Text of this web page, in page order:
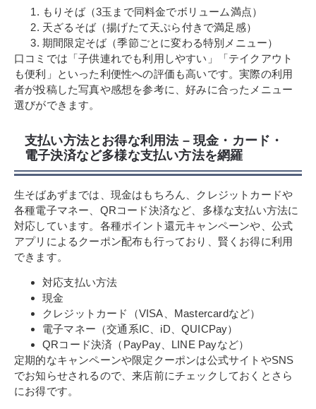
もりそば（3玉まで同料金でボリューム満点）
天ざるそば（揚げたて天ぷら付きで満足感）
期間限定そば（季節ごとに変わる特別メニュー）
口コミでは「子供連れでも利用しやすい」「テイクアウト
も便利」といった利便性への評価も高いです。実際の利用
者が投稿した写真や感想を参考に、好みに合ったメニュー
選びができます。
支払い方法とお得な利用法 – 現金・カード・
電子決済など多様な支払い方法を網羅
生そばあずまでは、現金はもちろん、クレジットカードや
各種電子マネー、QRコード決済など、多様な支払い方法に
対応しています。各種ポイント還元キャンペーンや、公式
アプリによるクーポン配布も行っており、賢くお得に利用
できます。
対応支払い方法
現金
クレジットカード（VISA、Mastercardなど）
電子マネー（交通系IC、iD、QUICPay）
QRコード決済（PayPay、LINE Payなど）
定期的なキャンペーンや限定クーポンは公式サイトやSNS
でお知らせされるので、来店前にチェックしておくとさら
にお得です。